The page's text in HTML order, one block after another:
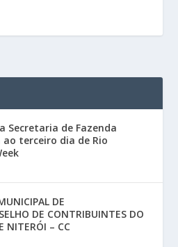
Secretaria de Fazenda
ao terceiro dia de Rio
DE
DE CONTRIBUINTES DO
NITERÓI – CC